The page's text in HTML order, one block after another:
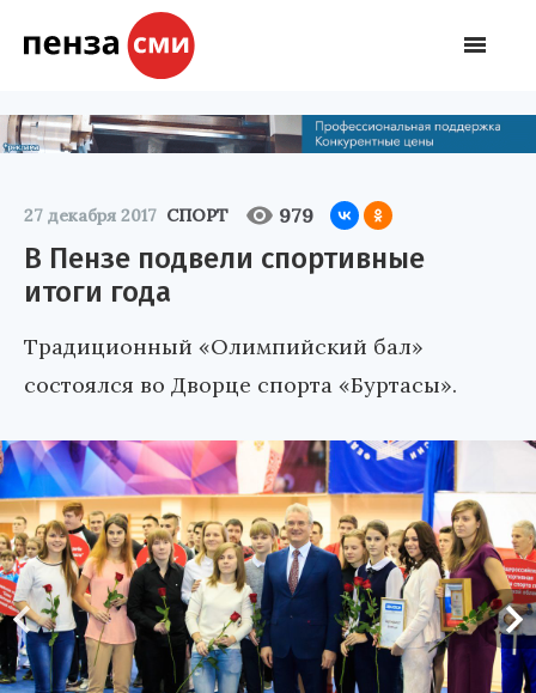
27 декабря 2017 СПОРТ 979
В Пензе подвели спортивные
итоги года
Традиционный «Олимпийский бал»
состоялся во Дворце спорта «Буртасы».